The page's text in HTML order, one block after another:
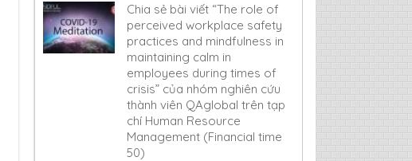
Chia sẻ bài viết “The role of
perceived workplace safety
practices and mindfulness in
maintaining calm in
employees during times of
crisis” của nhóm nghiên cứu
thành viên QAglobal trên tạp
chí Human Resource
Management (Financial time
50)